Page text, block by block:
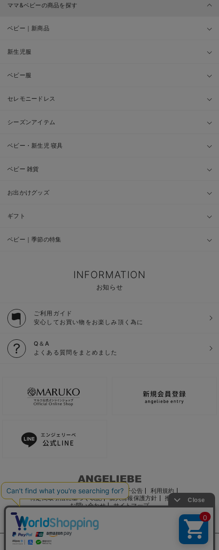
ママ&ベビーの商品を探す
ベビー｜新商品
新生児服
ベビー服
セレモニードレス
シーズンアイテム
ベビー・新生児 寝具
ベビー 雑貨
お出かけグッズ
ギフト
ベビー｜季節の特集
INFORMATION
お知らせ
ご利用ガイド
安心してお買い物をお楽しみ頂く為に
Q＆A
よくある質問をまとめました
ご利用ガイド 会社概要 電子公告
利用規約
特定商取引法に基づく表記
個人情報保護方針
推奨環境
お問い合わせ
サイトマップ
サイト内の文章、画像などの著作物はマルコ株式会社に属します。